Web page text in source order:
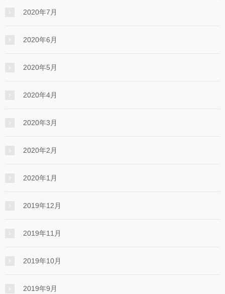
2020年7月
2020年6月
2020年5月
2020年4月
2020年3月
2020年2月
2020年1月
2019年12月
2019年11月
2019年10月
2019年9月